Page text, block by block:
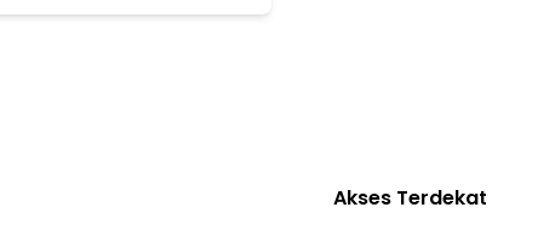
Akses Terdekat